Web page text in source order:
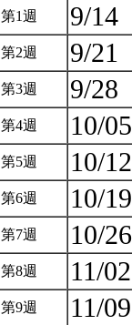
第1週 9/14
第2週 9/21
第3週 9/28
第4週 10/05
第5週 10/12
第6週 10/19
第7週 10/26
第8週 11/02
第9週 11/09